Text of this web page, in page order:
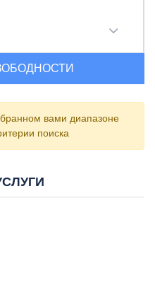
вами диапазоне
поиска